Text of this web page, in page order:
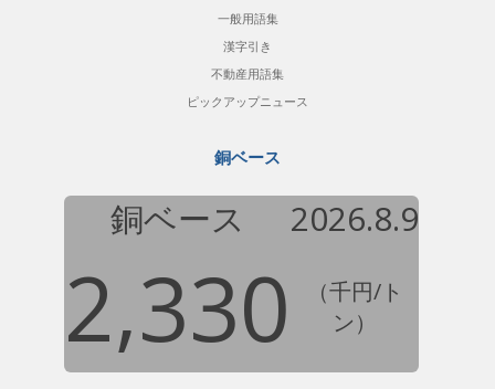
一般用語集
漢字引き
不動産用語集
ピックアップニュース
銅ベース
銅ベース 2026.8.9
2,330
（千円/ト
ン）